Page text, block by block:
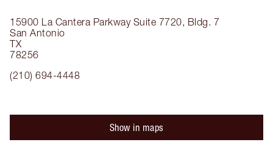
15900 La Cantera Parkway Suite 7720, Bldg. 7
San Antonio
TX
78256
(210) 694-4448
Show in maps